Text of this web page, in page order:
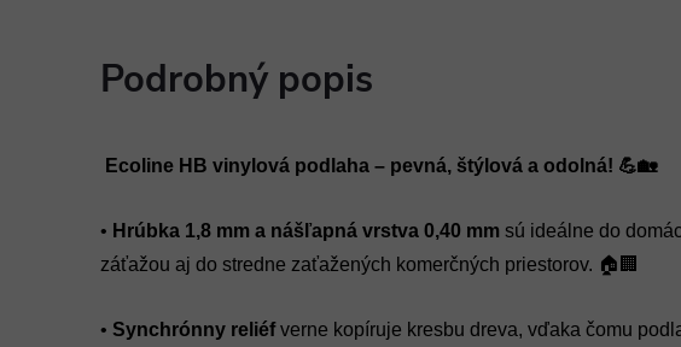
Podrobný popis
Ecoline HB vinylová podlaha – pevná, štýlová a odolná! 💪🏡
• Hrúbka 1,8 mm a nášľapná vrstva 0,40 mm sú ideálne do
záťažou aj do stredne zaťažených komerčných priestorov. 🏠🏢
• Synchrónny reliéfverne kopíruje kresbu dreva, vďaka čomu